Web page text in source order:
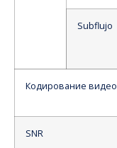
Subflujo
Кодирование видео
SNR